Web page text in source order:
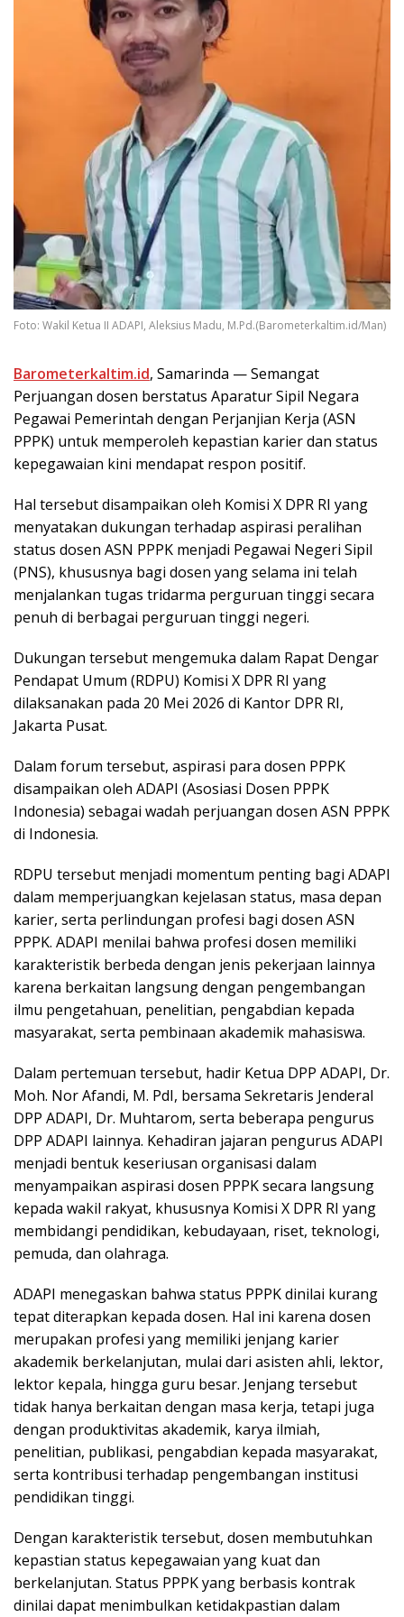
Foto: Wakil Ketua II ADAPI, Aleksius Madu, M.Pd.(Barometerkaltim.id/Man)
Barometerkaltim.id, Samarinda — Semangat
Perjuangan dosen berstatus Aparatur Sipil Negara
Pegawai Pemerintah dengan Perjanjian Kerja (ASN
PPPK) untuk memperoleh kepastian karier dan status
kepegawaian kini mendapat respon positif.
Hal tersebut disampaikan oleh Komisi X DPR RI yang
menyatakan dukungan terhadap aspirasi peralihan
status dosen ASN PPPK menjadi Pegawai Negeri Sipil
(PNS), khususnya bagi dosen yang selama ini telah
menjalankan tugas tridarma perguruan tinggi secara
penuh di berbagai perguruan tinggi negeri.
Dukungan tersebut mengemuka dalam Rapat Dengar
Pendapat Umum (RDPU) Komisi X DPR RI yang
dilaksanakan pada 20 Mei 2026 di Kantor DPR RI,
Jakarta Pusat.
Dalam forum tersebut, aspirasi para dosen PPPK
disampaikan oleh ADAPI (Asosiasi Dosen PPPK
Indonesia) sebagai wadah perjuangan dosen ASN PPPK
di Indonesia.
RDPU tersebut menjadi momentum penting bagi ADAPI
dalam memperjuangkan kejelasan status, masa depan
karier, serta perlindungan profesi bagi dosen ASN
PPPK. ADAPI menilai bahwa profesi dosen memiliki
karakteristik berbeda dengan jenis pekerjaan lainnya
karena berkaitan langsung dengan pengembangan
ilmu pengetahuan, penelitian, pengabdian kepada
masyarakat, serta pembinaan akademik mahasiswa.
Dalam pertemuan tersebut, hadir Ketua DPP ADAPI, Dr.
Moh. Nor Afandi, M. PdI, bersama Sekretaris Jenderal
DPP ADAPI, Dr. Muhtarom, serta beberapa pengurus
DPP ADAPI lainnya. Kehadiran jajaran pengurus ADAPI
menjadi bentuk keseriusan organisasi dalam
menyampaikan aspirasi dosen PPPK secara langsung
kepada wakil rakyat, khususnya Komisi X DPR RI yang
membidangi pendidikan, kebudayaan, riset, teknologi,
pemuda, dan olahraga.
ADAPI menegaskan bahwa status PPPK dinilai kurang
tepat diterapkan kepada dosen. Hal ini karena dosen
merupakan profesi yang memiliki jenjang karier
akademik berkelanjutan, mulai dari asisten ahli, lektor,
lektor kepala, hingga guru besar. Jenjang tersebut
tidak hanya berkaitan dengan masa kerja, tetapi juga
dengan produktivitas akademik, karya ilmiah,
penelitian, publikasi, pengabdian kepada masyarakat,
serta kontribusi terhadap pengembangan institusi
pendidikan tinggi.
Dengan karakteristik tersebut, dosen membutuhkan
kepastian status kepegawaian yang kuat dan
berkelanjutan. Status PPPK yang berbasis kontrak
dinilai dapat menimbulkan ketidakpastian dalam